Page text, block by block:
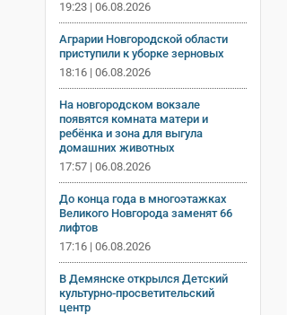
19:23 | 06.08.2026
Аграрии Новгородской области
приступили к уборке зерновых
18:16 | 06.08.2026
На новгородском вокзале
появятся комната матери и
ребёнка и зона для выгула
домашних животных
17:57 | 06.08.2026
До конца года в многоэтажках
Великого Новгорода заменят 66
лифтов
17:16 | 06.08.2026
В Демянске открылся Детский
культурно-просветительский
центр